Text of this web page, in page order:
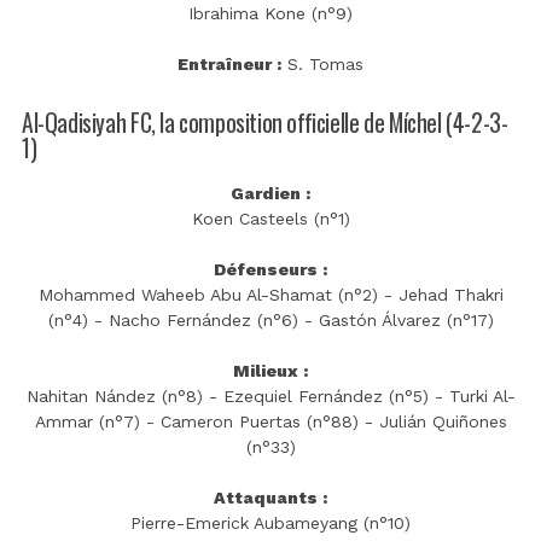
Ibrahima Kone (n°9)
Entraîneur : S. Tomas
Al-Qadisiyah FC, la composition officielle de Míchel (4-2-3-
1)
Gardien :
Koen Casteels (n°1)
Défenseurs :
Mohammed Waheeb Abu Al-Shamat (n°2) - Jehad Thakri
(n°4) - Nacho Fernández (n°6) - Gastón Álvarez (n°17)
Milieux :
Nahitan Nández (n°8) - Ezequiel Fernández (n°5) - Turki Al-
Ammar (n°7) - Cameron Puertas (n°88) - Julián Quiñones
(n°33)
Attaquants :
Pierre-Emerick Aubameyang (n°10)